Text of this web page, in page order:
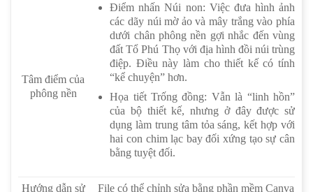
Tâm điểm của
phông nền
Điểm nhấn Núi non: Việc đưa hình ảnh
các dãy núi mờ ảo và mây trắng vào phía
dưới chân phông nền gợi nhắc đến vùng
đất Tổ Phú Thọ với địa hình đồi núi trùng
điệp. Điều này làm cho thiết kế có tính
“kể chuyện” hơn.
Họa tiết Trống đồng: Vẫn là “linh hồn”
của bộ thiết kế, nhưng ở đây được sử
dụng làm trung tâm tỏa sáng, kết hợp với
hai con chim lạc bay đối xứng tạo sự cân
bằng tuyệt đối.
Hướng dẫn sử
File có thể chỉnh sửa bằng phần mềm Canva